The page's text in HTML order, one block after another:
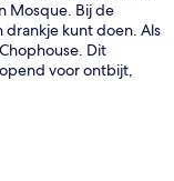
Mosque. Bij de
drankje kunt doen. Als
Dit
voor ontbijt,
erg te spreken over
vervoer
naar
naar London